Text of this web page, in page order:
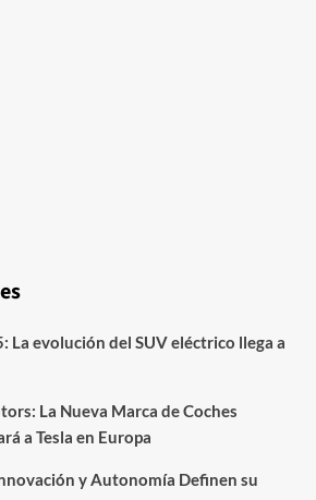
La evolución del SUV eléctrico llega a
La Nueva Marca de Coches
a Tesla en Europa
y Autonomía Definen su